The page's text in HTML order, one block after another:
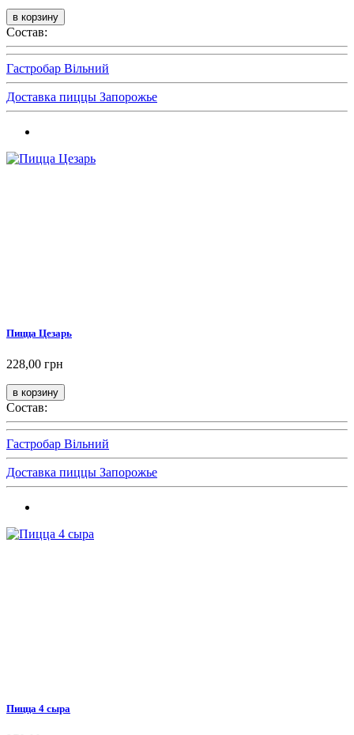
Состав:
Гастробар Вільний
Доставка пиццы Запорожье
Пицца Цезарь
228,00 грн
Состав:
Гастробар Вільний
Доставка пиццы Запорожье
Пицца 4 сыра